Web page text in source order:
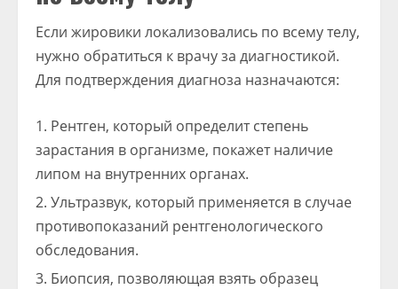
Если жировики локализовались по всему телу,
нужно обратиться к врачу за диагностикой.
Для подтверждения диагноза назначаются:
Рентген, который определит степень
зарастания в организме, покажет наличие
липом на внутренних органах.
Ультразвук, который применяется в случае
противопоказаний рентгенологического
обследования.
Биопсия, позволяющая взять образец